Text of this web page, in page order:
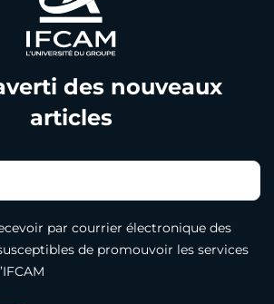
des nouveaux
articles
par courrier électronique des
de promouvoir les services